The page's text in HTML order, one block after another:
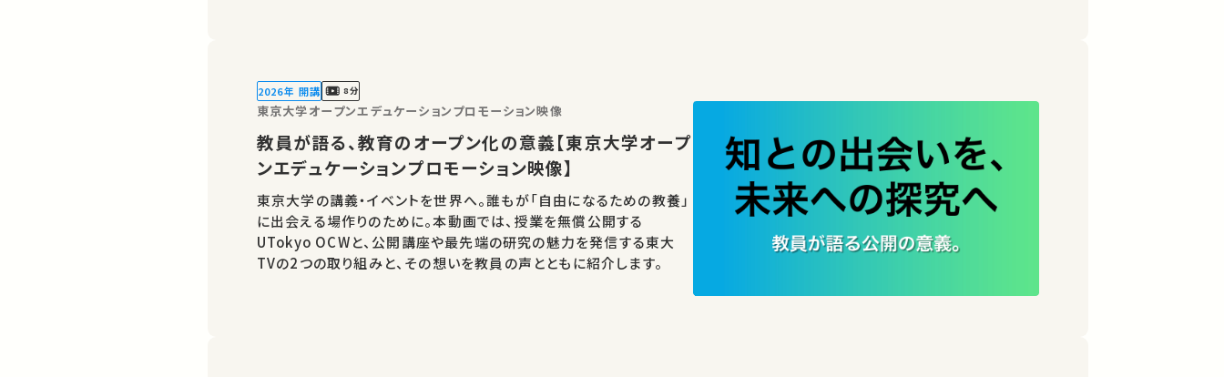
2026年 開講 8分
東京大学オープンエデュケーションプロモーション映像
教員が語る、教育のオープン化の意義【東京大学オープ
ンエデュケーションプロモーション映像】
東京大学の講義・イベントを世界へ。誰もが「自由になるための教養」
に出会える場作りのために。本動画では、授業を無償公開する
UTokyo OCWと、公開講座や最先端の研究の魅力を発信する東大
TVの2つの取り組みと、その想いを教員の声とともに紹介します。